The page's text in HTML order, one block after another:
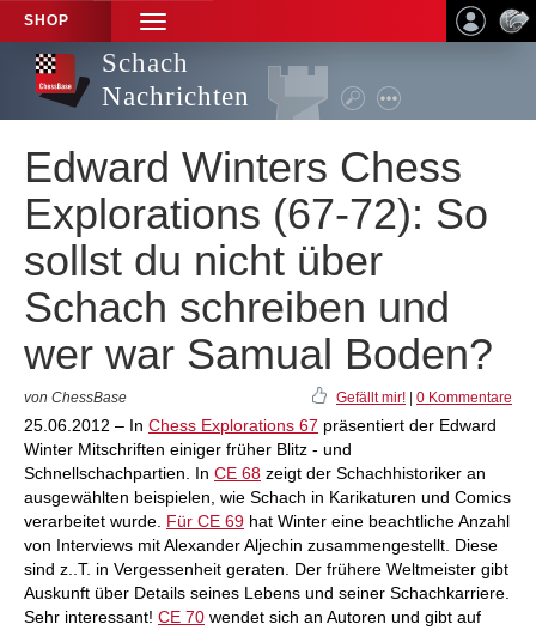
SHOP
TOGGLE
NAVIGATION
Schach
Nachrichten
Edward Winters Chess
Explorations (67-72): So
sollst du nicht über
Schach schreiben und
wer war Samual Boden?
von ChessBase Gefällt mir! 0 Kommentare
25.06.2012 – In Chess Explorations 67 präsentiert der Edward
Winter Mitschriften einiger früher Blitz - und
Schnellschachpartien. In CE 68 zeigt der Schachhistoriker an
ausgewählten beispielen, wie Schach in Karikaturen und Comics
verarbeitet wurde. Für CE 69 hat Winter eine beachtliche Anzahl
von Interviews mit Alexander Aljechin zusammengestellt. Diese
sind z..T. in Vergessenheit geraten. Der frühere Weltmeister gibt
Auskunft über Details seines Lebens und seiner Schachkarriere.
Sehr interessant! CE 70 wendet sich an Autoren und gibt auf